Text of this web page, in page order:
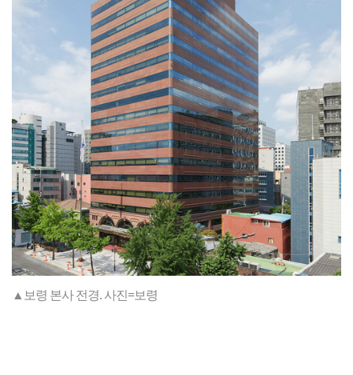
▲보령 본사 전경. 사진=보령